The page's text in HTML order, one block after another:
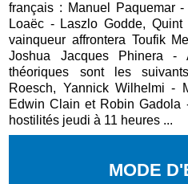
français : Manuel Paquemar
Loaëc - Laszlo Godde,
vainqueur affrontera Toufik
Joshua Jacques Phinera -
théoriques sont les
Roesch, Yannick Wilhelmi -
Edwin Clain et Robin Gadola
hostilités jeudi à 11 heures ...
MODE